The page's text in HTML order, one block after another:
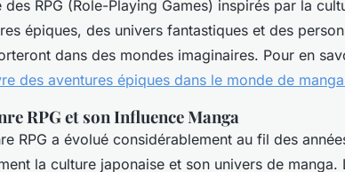
des RPG (Role-Playing Games) inspirés par la
épiques, des univers fantastiques et des
dans des mondes imaginaires. Pour en
des aventures épiques dans le monde de manga
RPG et son Influence Manga
RPG a évolué considérablement au fil des
la culture japonaise et son univers de manga.